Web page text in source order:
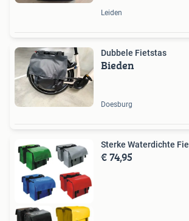
Leiden
Dubbele Fietstas
Bieden
Doesburg
Sterke Waterdichte
€ 74,95